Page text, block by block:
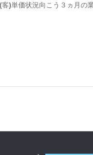
(客)単価状況向こう３ヵ月の